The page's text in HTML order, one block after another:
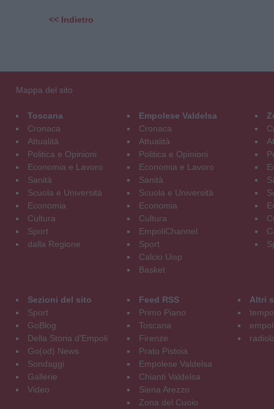
<< Indietro
Mappa del sito
Toscana
Cronaca
Attualità
Politica e Opinioni
Economia e Lavoro
Sanità
Scuola e Università
Economia
Cultura
Sport
dalla Regione
Empolese Valdelsa
Cronaca
Attualità
Politica e Opinioni
Economia e Lavoro
Sanità
Scuola e Università
Economia
Cultura
EmpoliChannel
Sport
Calcio Uisp
Basket
Sezioni del sito
Sport
GoBlog
Della Storia d'Empoli
Go(od) News
Sondaggi
Gallerie
Video
Feed RSS
Primo Piano
Toscana
Firenze
Prato Pistoia
Empolese Valdelsa
Chianti Valdelsa
Siena Arezzo
Zona del Cuoio
Altri